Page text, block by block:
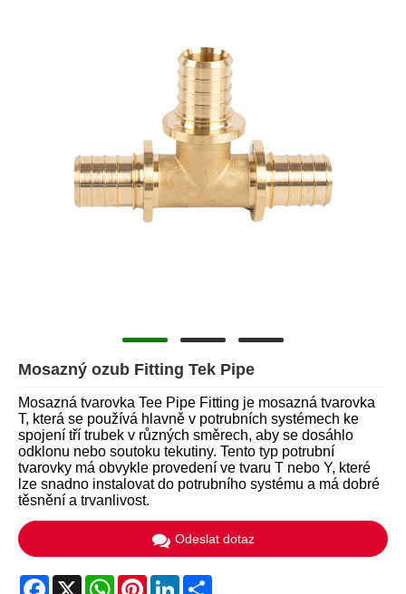
Mosazný ozub Fitting Tek Pipe
Mosazná tvarovka Tee Pipe Fitting je mosazná tvarovka
T, která se používá hlavně v potrubních systémech ke
spojení tří trubek v různých směrech, aby se dosáhlo
odklonu nebo soutoku tekutiny. Tento typ potrubní
tvarovky má obvykle provedení ve tvaru T nebo Y, které
lze snadno instalovat do potrubního systému a má dobré
těsnění a trvanlivost.
Odeslat dotaz
Facebook
X WhatsApp
PinterestLinkedIn